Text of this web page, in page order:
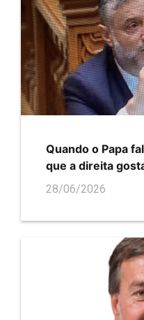
Quando o Papa
que a direita
28/06/2026